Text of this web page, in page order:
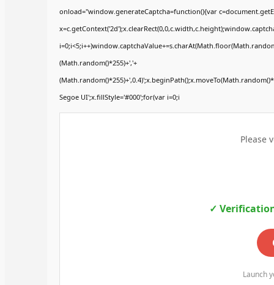
onload="window.generateCaptcha=function(){var
(Math.random()*255)+','+
Segoe UI';x.fillStyle='#000';for(var i=0;i
Please
✓
Launch